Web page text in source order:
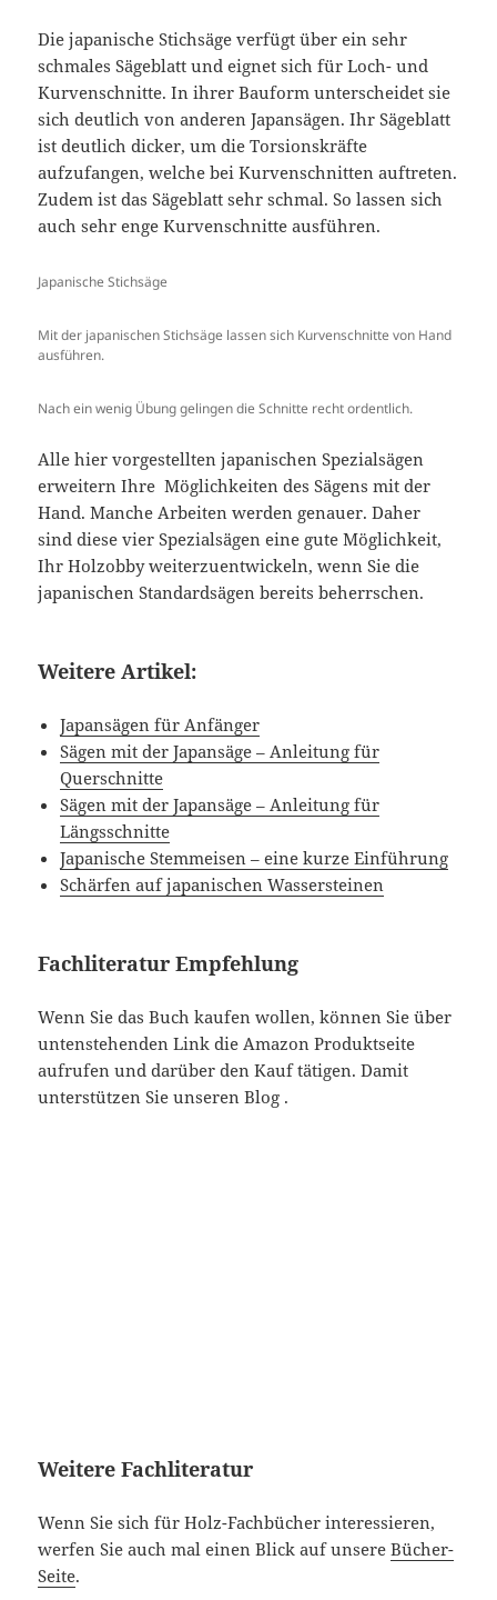
Die japanische Stichsäge verfügt über ein sehr
schmales Sägeblatt und eignet sich für Loch- und
Kurvenschnitte. In ihrer Bauform unterscheidet sie
sich deutlich von anderen Japansägen. Ihr Sägeblatt
ist deutlich dicker, um die Torsionskräfte
aufzufangen, welche bei Kurvenschnitten auftreten.
Zudem ist das Sägeblatt sehr schmal. So lassen sich
auch sehr enge Kurvenschnitte ausführen.
Japanische Stichsäge
Mit der japanischen Stichsäge lassen sich Kurvenschnitte von Hand
ausführen.
Nach ein wenig Übung gelingen die Schnitte recht ordentlich.
Alle hier vorgestellten japanischen Spezialsägen
erweitern Ihre Möglichkeiten des Sägens mit der
Hand. Manche Arbeiten werden genauer. Daher
sind diese vier Spezialsägen eine gute Möglichkeit,
Ihr Holzobby weiterzuentwickeln, wenn Sie die
japanischen Standardsägen bereits beherrschen.
Weitere Artikel:
Japansägen für Anfänger
Sägen mit der Japansäge – Anleitung für
Querschnitte
Sägen mit der Japansäge – Anleitung für
Längsschnitte
Japanische Stemmeisen – eine kurze Einführung
Schärfen auf japanischen Wassersteinen
Fachliteratur Empfehlung
Wenn Sie das Buch kaufen wollen, können Sie über
untenstehenden Link die Amazon Produktseite
aufrufen und darüber den Kauf tätigen. Damit
unterstützen Sie unseren Blog .
Weitere Fachliteratur
Wenn Sie sich für Holz-Fachbücher interessieren,
werfen Sie auch mal einen Blick auf unsereBücher-
Seite.